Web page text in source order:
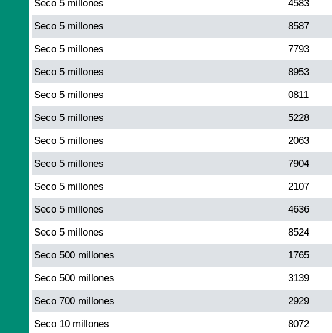
Seco 5 millones 4583
Seco 5 millones 8587
Seco 5 millones 7793
Seco 5 millones 8953
Seco 5 millones 0811
Seco 5 millones 5228
Seco 5 millones 2063
Seco 5 millones 7904
Seco 5 millones 2107
Seco 5 millones 4636
Seco 5 millones 8524
Seco 500 millones 1765
Seco 500 millones 3139
Seco 700 millones 2929
Seco 10 millones 8072